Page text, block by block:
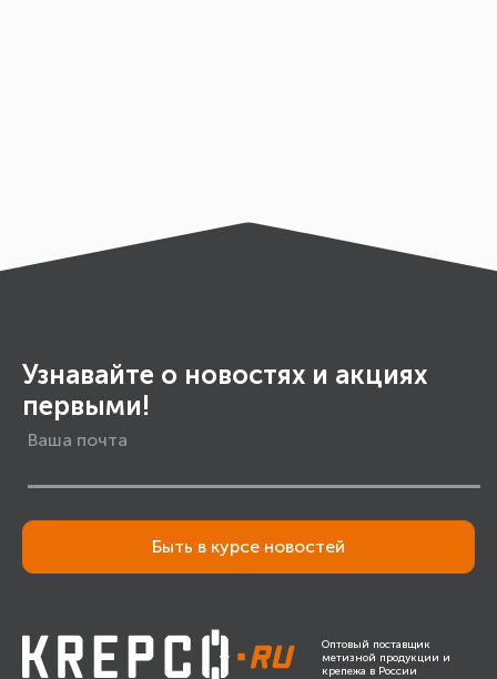
Узнавайте о новостях и акциях
первыми!
Быть в курсе новостей
Оптовый поставщик
метизной продукции и
крепежа в России